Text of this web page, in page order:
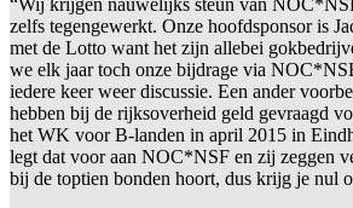
“Wij krijgen nauwelijks steun van
zelfs tegengewerkt. Onze hoofdsponsor is
met de Lotto want het zijn allebei
we elk jaar toch onze bijdrage via
iedere keer weer discussie. Een ander
hebben bij de rijksoverheid geld gevraagd
het WK voor B-landen in april 2015 in
legt dat voor aan NOC*NSF en zij zeggen
bij de toptien bonden hoort, dus krijg je nul